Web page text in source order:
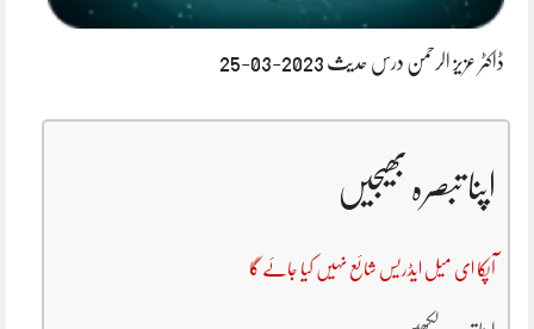
ڈاکٹر عزیز الرحمن درس حدیث 2023-03-25
اپنا تبصرہ بھیجیں
آپکا ای میل ایڈریس شائع نہیں کیا جائے گا